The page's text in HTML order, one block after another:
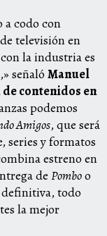
a codo con
televisión en
la industria es
señaló Manuel
contenidos en
podemos
Amigos, que será
series y formatos
estreno en
de Pomboo
definitiva, todo
la mejor